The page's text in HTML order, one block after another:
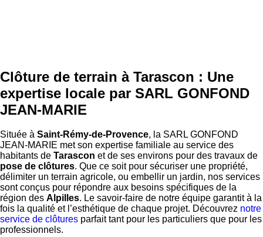
Clôture de terrain à Tarascon : Une
expertise locale par SARL GONFOND
JEAN-MARIE
Située à Saint-Rémy-de-Provence, la SARL GONFOND
JEAN-MARIE met son expertise familiale au service des
habitants de Tarascon et de ses environs pour des travaux de
pose de clôtures. Que ce soit pour sécuriser une propriété,
délimiter un terrain agricole, ou embellir un jardin, nos services
sont conçus pour répondre aux besoins spécifiques de la
région des Alpilles. Le savoir-faire de notre équipe garantit à la
fois la qualité et l’esthétique de chaque projet. Découvrez notre
service de clôtures parfait tant pour les particuliers que pour les
professionnels.